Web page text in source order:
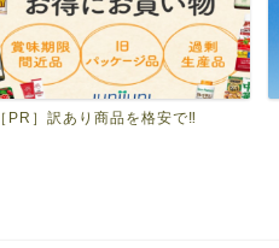
［PR］訳あり商品を格安で‼